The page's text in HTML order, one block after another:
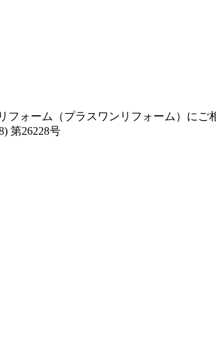
ォーム（プラスワンリフォーム）にご
第26228号